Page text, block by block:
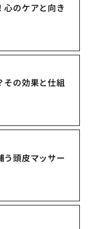
心のケアと向き
その効果と仕組
う頭皮マッサー